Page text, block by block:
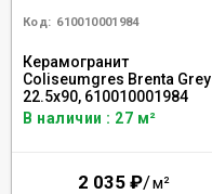
Код: 610010001984
Керамогранит
Coliseumgres Brenta Grey
22.5x90, 610010001984
В наличии : 27 м²
2 035 ₽/м²